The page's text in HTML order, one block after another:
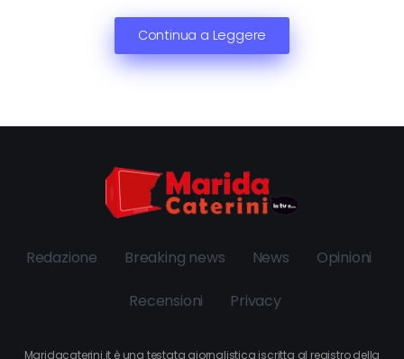
Continua a Leggere
Redazione Breaking news News Opinioni
Recensioni Privacy
Maridacaterini.it è una testata giornalistica iscritta al registro della